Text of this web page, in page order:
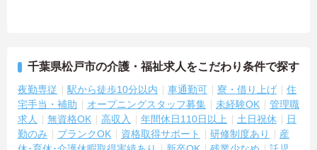
千葉県松戸市の介護・福祉求人をこだわり条件で探す
夜勤専従 駅から徒歩10分以内 車通勤可 寮・借り上げ
住
宅手当・補助
オープニングスタッフ募集 未経験OK
管理職
求人
無資格OK 高収入 年間休日110日以上 土日祝休
日
勤のみ
ブランクOK 資格取得サポート 研修制度あり
産